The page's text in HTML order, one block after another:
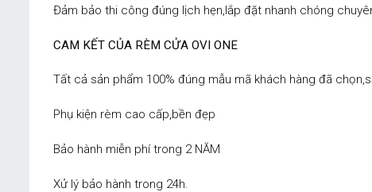
Đảm bảo thi công đúng lịch hẹn,lắp đặt nhanh chóng
CAM KẾT CỦA RÈM CỬA OVI ONE
Tất cả sản phẩm 100% đúng mẫu mã khách hàng đã
Phụ kiện rèm cao cấp,bền đẹp
Bảo hành miễn phí trong 2 NĂM
Xử lý bảo hành trong 24h.